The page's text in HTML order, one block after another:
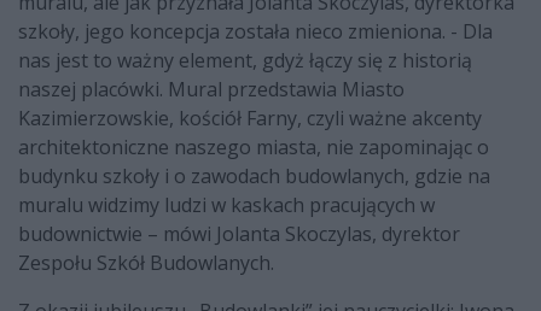
szkoły, jego koncepcja została nieco zmieniona. - Dla
nas jest to ważny element, gdyż łączy się z historią
naszej placówki. Mural przedstawia Miasto
Kazimierzowskie, kościół Farny, czyli ważne akcenty
architektoniczne naszego miasta, nie zapominając o
budynku szkoły i o zawodach budowlanych, gdzie na
muralu widzimy ludzi w kaskach pracujących w
budownictwie – mówi Jolanta Skoczylas, dyrektor
Zespołu Szkół Budowlanych.